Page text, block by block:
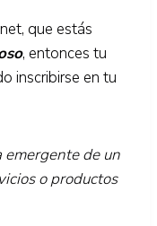
que estás
, entonces tu
inscribirse en tu
emergente de un
o productos